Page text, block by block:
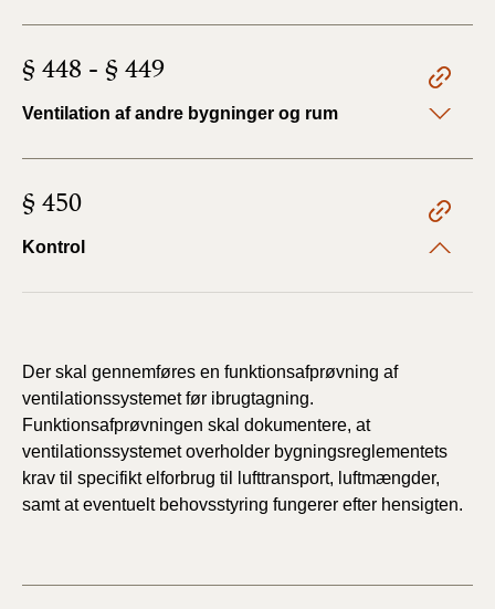
2020)
2019)
BR18 (1/1-30/6
2018)
BR15 (2015-2018)
§ 448 - § 449
Ventilation af andre bygninger og rum
§ 450
Kontrol
Der skal gennemføres en funktionsafprøvning af
ventilationssystemet før ibrugtagning.
Funktionsafprøvningen skal dokumentere, at
ventilationssystemet overholder bygningsreglementets
krav til specifikt elforbrug til lufttransport, luftmængder,
samt at eventuelt behovsstyring fungerer efter hensigten.